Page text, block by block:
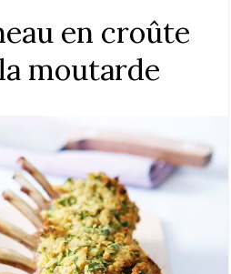
en croûte
moutarde